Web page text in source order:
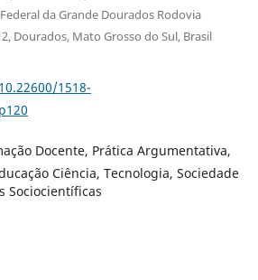
da Grande Dourados Rodovia
Dourados, Mato Grosso do Sul, Brasil
1518-
Docente, Prática Argumentativa,
Ciência, Tecnologia, Sociedade
Sociocientíficas